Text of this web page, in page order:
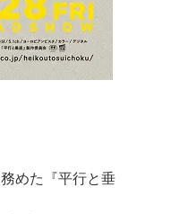
めた『平行と垂